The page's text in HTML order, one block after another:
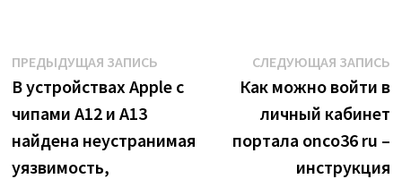
Навигация
по
записям
ПРЕДЫДУЩАЯ ЗАПИСЬПредыдущая
запись:
В устройствах Apple с
чипами A12 и A13
найдена неустранимая
уязвимость,
СЛЕДУЮЩАЯ ЗАПИСЬ
Как можно войти в
личный кабинет
портала onco36 ru –
инструкция